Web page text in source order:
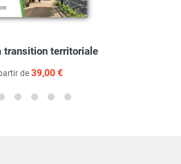
transition territoriale
de 39,00 €